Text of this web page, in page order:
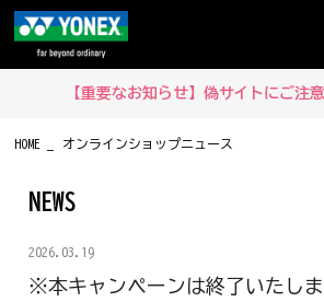
【重要なお知らせ】偽サイトにご注
HOME オンラインショップニュース
NEWS
2026.03.19
※本キャンペーンは終了いたし